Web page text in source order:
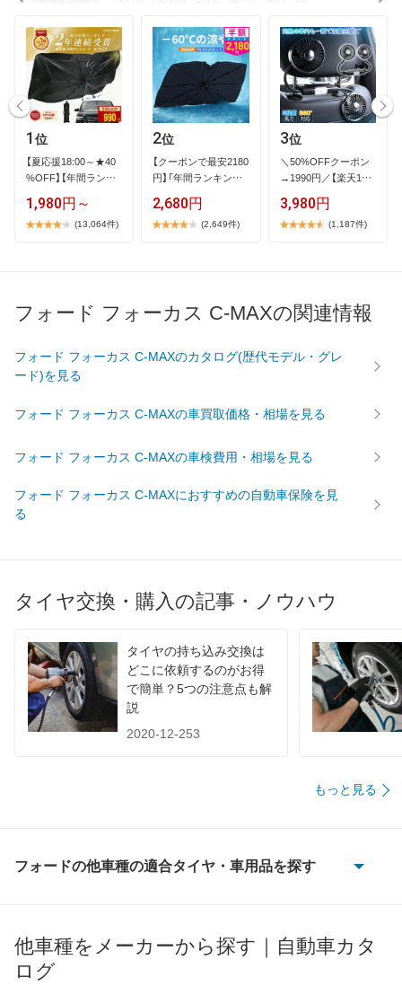
1 位
【​夏​応​援​1​8​:​0​0​～​★​4​0​
%​O​F​F​】​【​年​間​ラ​ン​キ​
…
1,980円～
(13,064件)
2位
【​ク​ー​ポ​ン​で​最​安​2​1​8​0​
円​】​「​年​間​ラ​ン​キ​ン​…
2,680円
(2,649件)
3位
＼​5​0​%​O​F​F​ク​ー​ポ​ン​
→​1​9​9​0​円​／​【​楽​天​1​位​
】​2​…
3,980円
(1,187件)
フォード フォーカス C-MAXの関連情報
フォード フォーカス C-MAXのカタログ(歴代モデル・グレ
ード)を見る
フォード フォーカス C-MAXの車買取価格・相場を見る
フォード フォーカス C-MAXの車検費用・相場を見る
フォード フォーカス C-MAXにおすすめの自動車保険を見
る
タイヤ交換・購入の記事・ノウハウ
タイヤの持ち込み交換は
どこに依頼するのがお得
で簡単？5つの注意点も解
説
2020-12-253
もっと見る
フォードの他車種の適合タイヤ・車用品を探す
F150
GT
他車種をメーカーから探す｜自動車カタ
ログ